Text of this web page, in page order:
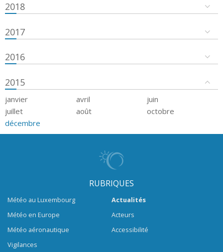
2018
2017
2016
2015
janvier avril
juin
juillet
août
octobre
décembre
RUBRIQUES
Météo au Luxembourg
Météo en Europe
Météo aéronautique
Vigilances
Actualités
Acteurs
Accessibilité